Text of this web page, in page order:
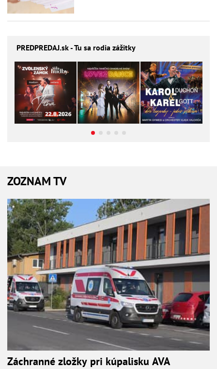
PREDPREDAJ.sk - Tu sa rodia zážitky
ZOZNAM TV
Záchranné zložky pri kúpalisku AVA